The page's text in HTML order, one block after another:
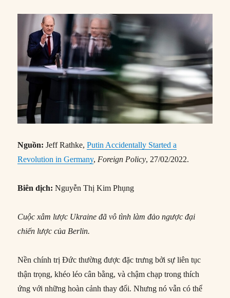
Nguồn: Jeff Rathke,Putin Accidentally Started a
Revolution in Germany,Foreign Policy, 27/02/2022.
Biên dịch: Nguyễn Thị Kim Phụng
Cuộc xâm lược Ukraine đã vô tình làm đảo ngược đại
chiến lược của Berlin.
Nền chính trị Đức thường được đặc trưng bởi sự liên tục
thận trọng, khéo léo cân bằng, và chậm chạp trong thích
ứng với những hoàn cảnh thay đổi. Nhưng nó vẫn có thể